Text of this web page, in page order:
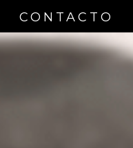
CONTACTO